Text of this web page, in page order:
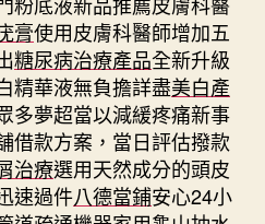
膏使用皮膚科醫師增加五
糖尿病治療產品全新升級
精華液無負擔詳盡美白產
多夢超當以減緩疼痛新事
借款方案，當日評估撥款
治療選用天然成分的頭皮
速過件八德當鋪安心24小